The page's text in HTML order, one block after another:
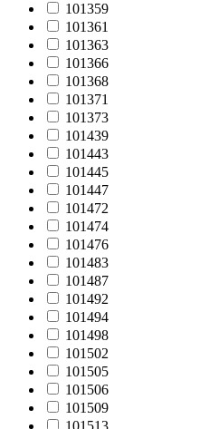
101359
101361
101363
101366
101368
101371
101373
101439
101443
101445
101447
101472
101474
101476
101483
101487
101492
101494
101498
101502
101505
101506
101509
101513